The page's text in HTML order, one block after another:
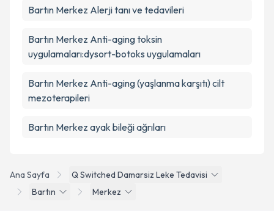
Ana Sayfa
Q Switched Damarsiz Leke Tedavisi
Bartın
Merkez
Bartın Merkez Alerji tanı ve tedavileri
Bartın Merkez Anti-aging toksin
uygulamaları:dysort-botoks uygulamaları
Bartın Merkez Anti-aging (yaşlanma karşıtı) cilt
mezoterapileri
Bartın Merkez ayak bileği ağrıları